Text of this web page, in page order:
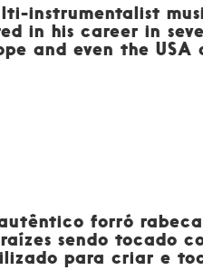
instrumentalist
in his career in
and even the USA
forró
sendo tocado
para criar e